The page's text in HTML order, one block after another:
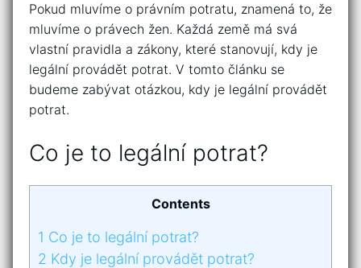
Pokud mluvíme o právním potratu, znamená to, že
mluvíme o právech žen. Každá země má svá
vlastní pravidla a zákony, které stanovují, kdy je
legální provádět potrat. V tomto článku se
budeme zabývat otázkou, kdy je legální provádět
potrat.
Co je to legální potrat?
Contents
1 Co je to legální potrat?
2 Kdy je legální provádět potrat?